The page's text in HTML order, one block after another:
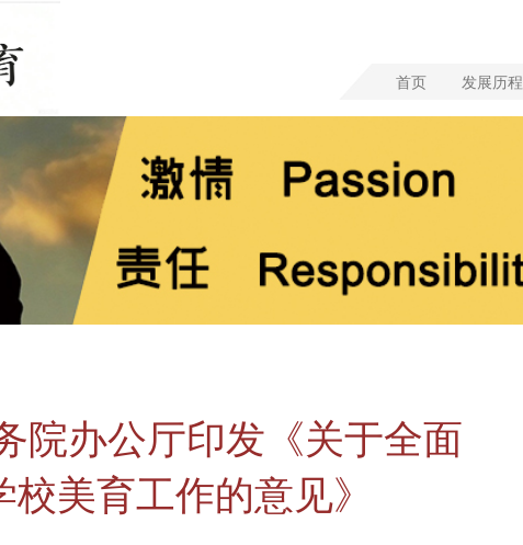
首页 发展历程
院办公厅印发《关于全面
美育工作的意见》